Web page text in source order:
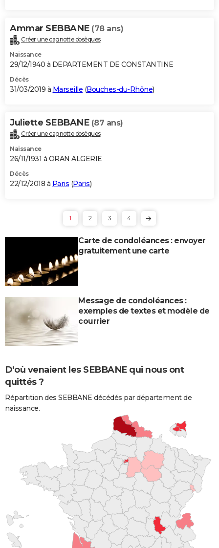
Ammar SEBBANE (78 ans)
Créer une cagnotte obsèques
Naissance
29/12/1940 à DEPARTEMENT DE CONSTANTINE
Décès
31/03/2019 à Marseille (Bouches-du-Rhône)
Juliette SEBBANE (87 ans)
Créer une cagnotte obsèques
Naissance
26/11/1931 à ORAN ALGERIE
Décès
22/12/2018 à Paris (Paris)
1 2 3 4
Carte de condoléances : envoyer
gratuitement une carte
Message de condoléances :
exemples de textes et modèle de
courrier
D'où venaient les SEBBANE qui nous ont
quittés ?
Répartition des SEBBANE décédés par département de
naissance.